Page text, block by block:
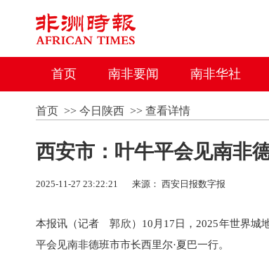
首页 南非要闻 南非华社
首页>> 今日陕西>> 查看详情
西安市：叶牛平会见南非
2025-11-27 23:22:21 来源： 西安日报数字报
本报讯（记者 郭欣）10月17日，2025年世界城
平会见南非德班市市长西里尔·夏巴一行。